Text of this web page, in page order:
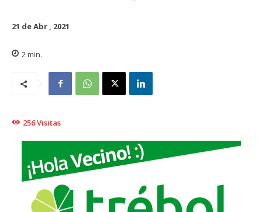
21 de Abr , 2021
2 min.
256Visitas